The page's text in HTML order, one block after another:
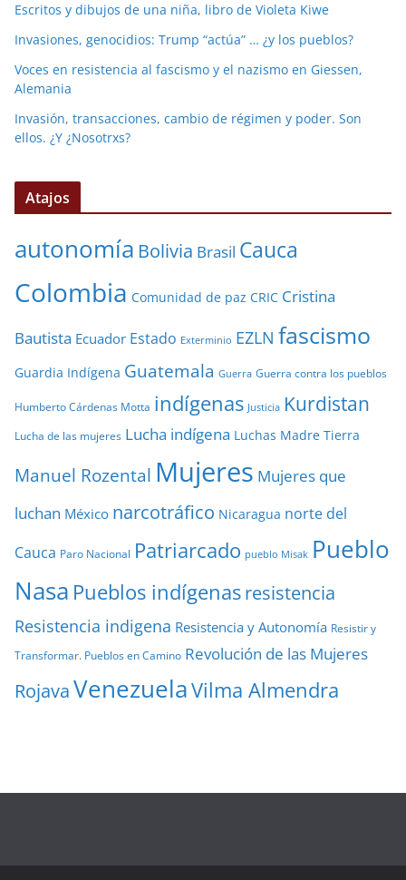
Escritos y dibujos de una niña, libro de Violeta Kiwe
Invasiones, genocidios: Trump “actúa” … ¿y los pueblos?
Voces en resistencia al fascismo y el nazismo en Giessen,
Alemania
Invasión, transacciones, cambio de régimen y poder. Son
ellos. ¿Y ¿Nosotrxs?
Atajos
autonomía Bolivia Brasil Cauca
Colombia Comunidad de paz CRIC Cristina
Bautista Ecuador Estado Exterminio EZLN fascismo
Guardia Indígena Guatemala Guerra Guerra contra los pueblos
Humberto Cárdenas Motta indígenas Justicia Kurdistan
Lucha de las mujeres Lucha indígena Luchas Madre Tierra
Manuel Rozental Mujeres Mujeres que
luchan México narcotráfico Nicaragua norte del
Cauca Paro Nacional Patriarcado pueblo Misak Pueblo
Nasa Pueblos indígenasresistencia
Resistencia indigena Resistencia y Autonomía Resistir y
Transformar. Pueblos en Camino Revolución de las Mujeres
RojavaVenezuelaVilma Almendra